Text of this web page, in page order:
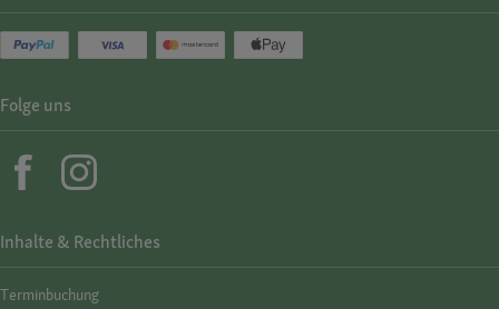
Inhalte & Rechtliches
Termin­buchung
Folge uns